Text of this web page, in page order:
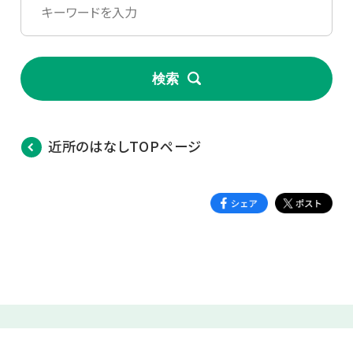
検索
近所のはなしTOPページ